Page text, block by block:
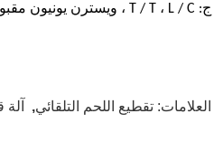
ج: T / T ، L / C ، ويسترن يونيون مقبولة.
العلامات: تقطيع اللحم التلقائي,